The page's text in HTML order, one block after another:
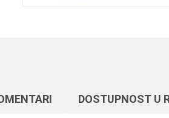
DOSTUPNOST U